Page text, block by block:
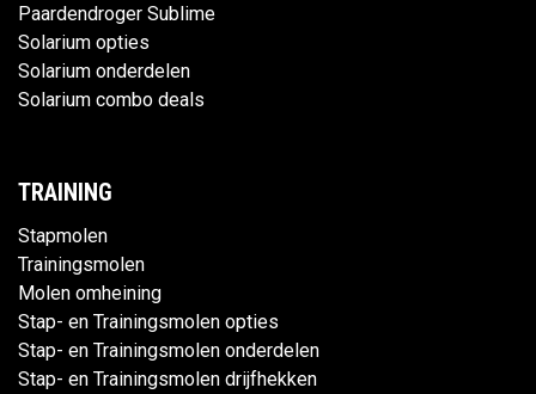
Paardendroger Sublime
Solarium opties
Solarium onderdelen
Solarium combo deals
TRAINING
Stapmolen
Trainingsmolen
Molen omheining
Stap- en Trainingsmolen opties
Stap- en Trainingsmolen onderdelen
Stap- en Trainingsmolen drijfhekken